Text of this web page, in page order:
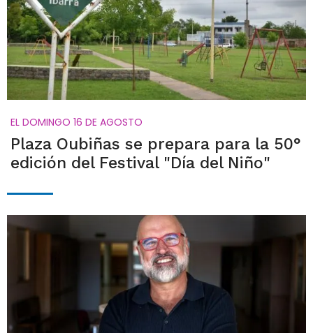
EL DOMINGO 16 DE AGOSTO
Plaza Oubiñas se prepara para la 50°
edición del Festival "Día del Niño"